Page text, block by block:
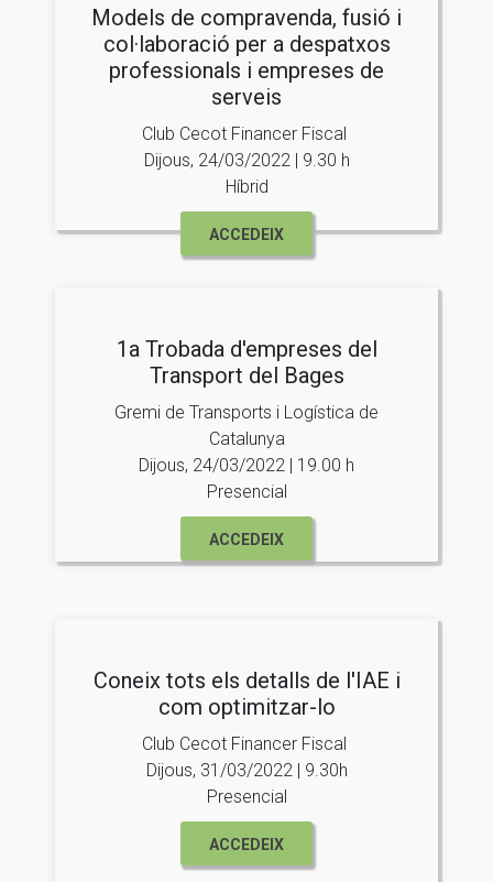
Models de compravenda, fusió i
col·laboració per a despatxos
professionals i empreses de
serveis
Club Cecot Financer Fiscal
Dijous, 24/03/2022 | 9.30 h
Híbrid
ACCEDEIX
1a Trobada d'empreses del
Transport del Bages
Gremi de Transports i Logística de
Catalunya
Dijous, 24/03/2022 | 19.00 h
Presencial
ACCEDEIX
Coneix tots els detalls de l'IAE i
com optimitzar-lo
Club Cecot Financer Fiscal
Dijous, 31/03/2022 | 9.30h
Presencial
ACCEDEIX